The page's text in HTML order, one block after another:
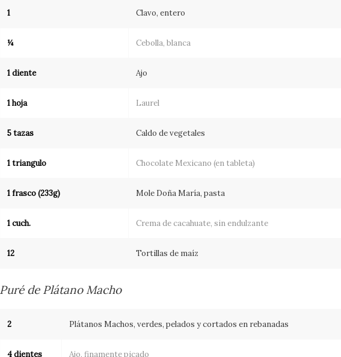
1 Clavo, entero
¼ Cebolla, blanca
1 diente Ajo
1 hoja Laurel
5 tazas Caldo de vegetales
1 triangulo Chocolate Mexicano (en tableta)
1 frasco (233g) Mole Doña María, pasta
1 cuch. Crema de cacahuate, sin endulzante
12 Tortillas de maíz
Puré de Plátano Macho
2 Plátanos Machos, verdes, pelados y cortados en rebanadas
4 dientes Ajo, finamente picado